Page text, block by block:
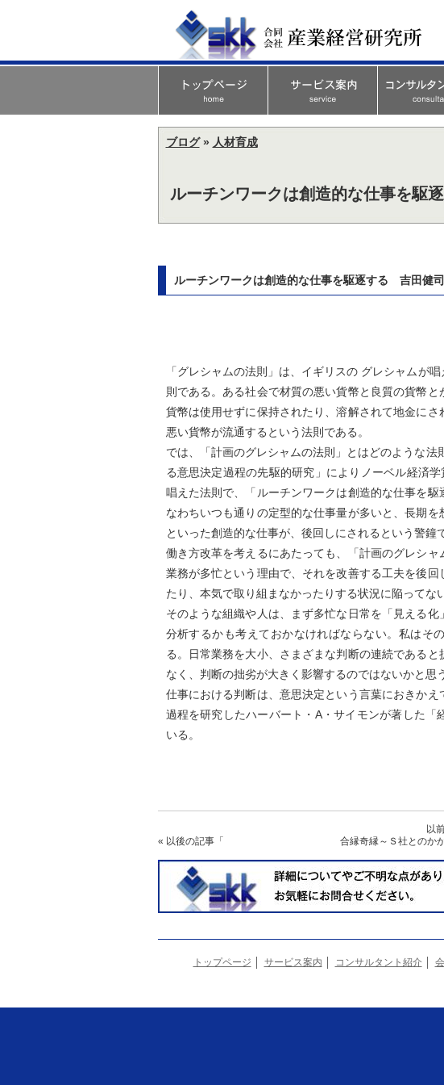
ブログ» 人材育成
ルーチンワークは創造的な仕事を駆
ルーチンワークは創造的な仕事を駆逐する 吉田健司
「グレシャムの法則」は、イギリスの グレシャムが
則である。ある社会で材質の悪い貨幣と良質の貨幣
貨幣は使用せずに保持されたり、溶解されて地金にさ
悪い貨幣が流通するという法則である。
では、「計画のグレシャムの法則」とはどのような
る意思決定過程の先駆的研究」によりノーベル経済
唱えた法則で、「ルーチンワークは創造的な仕事を
なわちいつも通りの定型的な仕事量が多いと、長期
といった創造的な仕事が、後回しにされるという警鐘
働き方改革を考えるにあたっても、「計画のグレシ
業務が多忙という理由で、それを改善する工夫を後
たり、本気で取り組まなかったりする状況に陥ってな
そのような組織や人は、まず多忙な日常を「見える
分析するかも考えておかなければならない。私はそ
る。日常業務を大小、さまざまな判断の連続である
なく、判断の拙劣が大きく影響するのではないかと思
仕事における判断は、意思決定という言葉におきか
過程を研究したハーバート・A・サイモンが著した
いる。
以
« 以後の記事「 合縁奇縁～Ｓ社との
トップページ サービス案内 コンサルタント紹介